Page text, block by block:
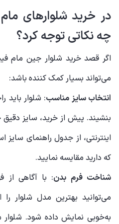
در خرید شلوارهای
چه نکاتی توجه کرد؟
اگر قصد خرید شلوار جین مام
می‌تواند بسیار کمک کننده باشد:
انتخاب سایز مناسب: شلوار
بنشیند. پیش از خرید، سایز
اینترنتی، از جدول راهنمای سایز
که دارید مقایسه نمایید.
شناخت فرم بدن: با آگاهی
می‌توانید بهترین مدل شلوار
به‌خوبی نمایش داده شود. شلوار